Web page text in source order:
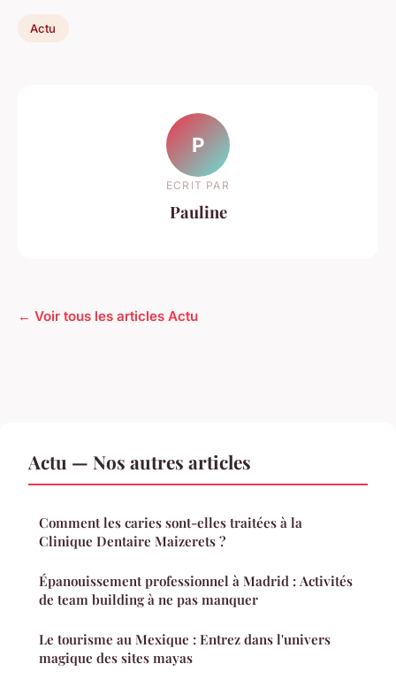
Actu
P
ECRIT PAR
Pauline
← Voir tous les articles Actu
Actu — Nos autres articles
Comment les caries sont-elles traitées à la
Clinique Dentaire Maizerets ?
Épanouissement professionnel à Madrid : Activités
de team building à ne pas manquer
Le tourisme au Mexique : Entrez dans l'univers
magique des sites mayas